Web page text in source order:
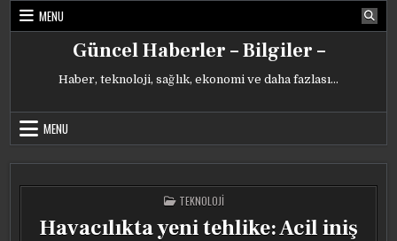
Skip
MENU
Güncel Haberler – Bilgiler –
Haber, teknoloji, sağlık, ekonomi ve daha fazlası…
MENU
POSTED
IN
TEKNOLOJI
Havacılıkta yeni tehlike: Acil iniş